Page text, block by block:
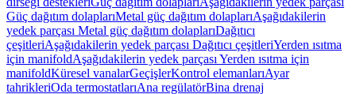
Güç dağıtım dolaplarıMetal güç dağıtım dolaplarıAşağıdakilerin
yedek parçası Metal güç dağıtım dolaplarıDağıtıcı
çeşitleriAşağıdakilerin yedek parçası Dağıtıcı çeşitleriYerden ısıtma
için manifoldAşağıdakilerin yedek parçası Yerden ısıtma için
manifoldKüresel vanalarGeçişlerKontrol elemanlarıAyar
tahrikleriOda termostatlarıAna regülatörBina drenaj